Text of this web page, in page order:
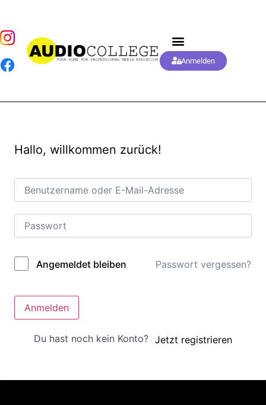
Anmelden
Hallo, willkommen zurück!
Alternative:
Angemeldet bleiben Passwort vergessen?
Anmelden
Du hast noch kein Konto? Jetzt registrieren